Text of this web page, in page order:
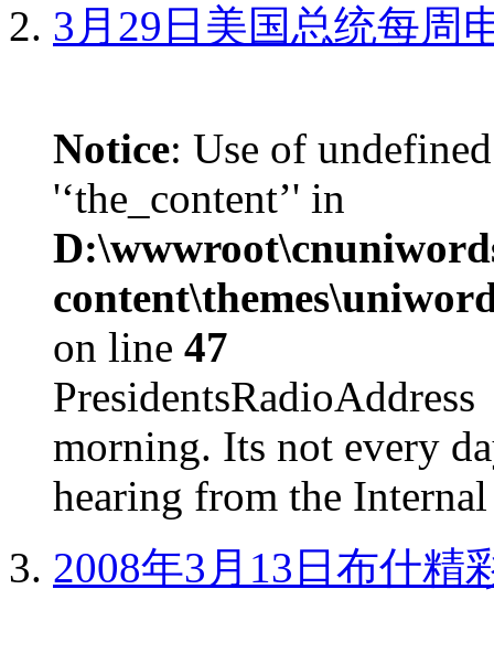
3月29日美国总统每周
Notice: Use of
'‘the_content’' in
on line 47
morning. Its not every
hearing from the
2008年3月13日布什精